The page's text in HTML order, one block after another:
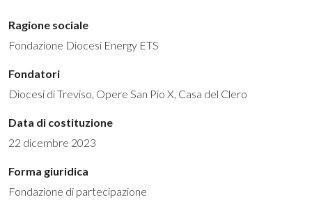
Ragione sociale
Fondazione Diocesi Energy ETS
Fondatori
Diocesi di Treviso, Opere San Pio X, Casa del Clero
Data di costituzione
22 dicembre 2023
Forma giuridica
Fondazione di partecipazione